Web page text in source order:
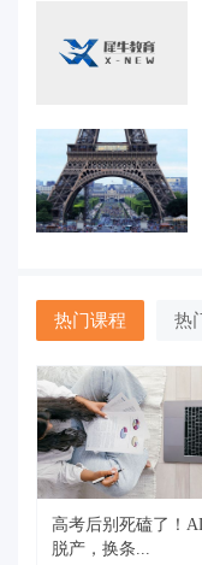
热门课程 热
高考后别死磕了！
脱产，换条...